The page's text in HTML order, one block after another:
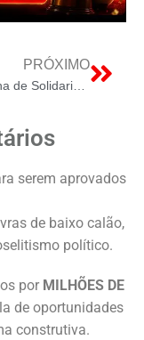
PRÓXIMO
Campanha de Solidariedade em Pelo Agasalho Continua até o Mês de Julho em todo o Distrito Federal
serem aprovados
de baixo calão,
político.
por MILHÕES DE
de oportunidades
construtiva.